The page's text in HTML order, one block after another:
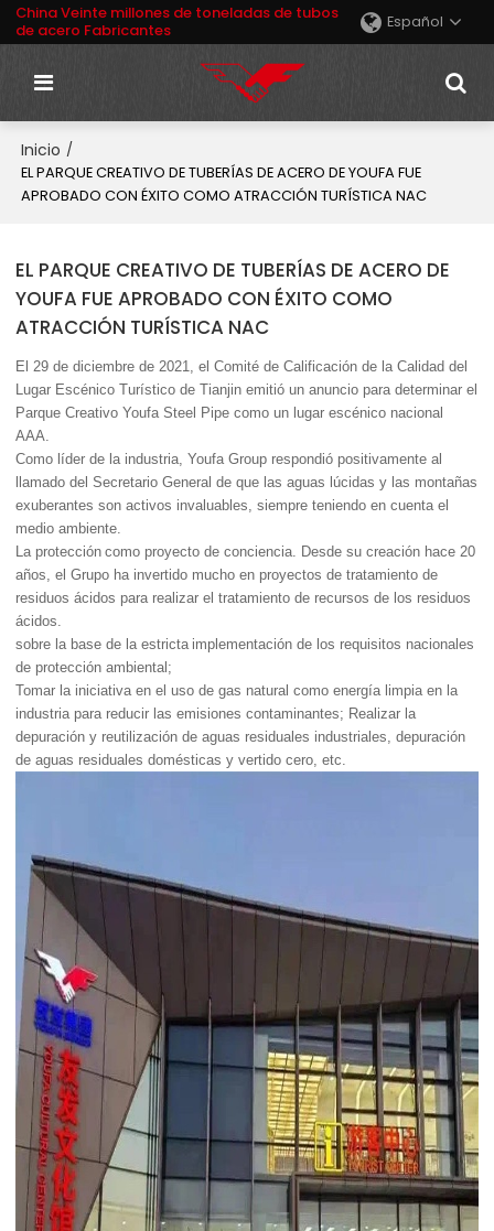
China Veinte millones de toneladas de tubos
de acero Fabricantes
Español
Inicio /
EL PARQUE CREATIVO DE TUBERÍAS DE ACERO DE YOUFA FUE
APROBADO CON ÉXITO COMO ATRACCIÓN TURÍSTICA NAC
EL PARQUE CREATIVO DE TUBERÍAS DE ACERO DE
YOUFA FUE APROBADO CON ÉXITO COMO
ATRACCIÓN TURÍSTICA NAC
El 29 de diciembre de 2021, el Comité de Calificación de la Calidad del
Lugar Escénico Turístico de Tianjin emitió un anuncio para determinar el
Parque Creativo Youfa Steel Pipe como un lugar escénico nacional
AAA.
Como líder de la industria, Youfa Group respondió positivamente al
llamado del Secretario General de que las aguas lúcidas y las montañas
exuberantes son activos invaluables, siempre teniendo en cuenta el
medio ambiente.
La protección como proyecto de conciencia. Desde su creación hace 20
años, el Grupo ha invertido mucho en proyectos de tratamiento de
residuos ácidos para realizar el tratamiento de recursos de los residuos
ácidos.
sobre la base de la estricta implementación de los requisitos nacionales
de protección ambiental;
Tomar la iniciativa en el uso de gas natural como energía limpia en la
industria para reducir las emisiones contaminantes; Realizar la
depuración y reutilización de aguas residuales industriales, depuración
de aguas residuales domésticas y vertido cero, etc.